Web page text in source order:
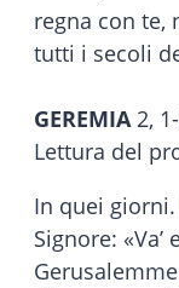
regna con te,
tutti i secoli
GEREMIA2,
Lettura del
In quei
Signore: